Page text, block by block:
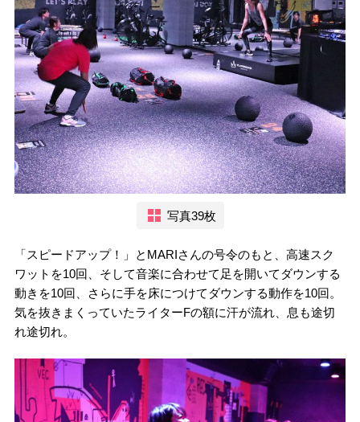
写真39枚
「スピードアップ！」とMARIさんの号令のもと、高速スク
ワットを10回、そして音楽に合わせて足を開いてダウンする
動きを10回、さらに手を床につけてダウンする動作を10回。
気を抜きまくっていたライターFの額に汗が流れ、息も途切
れ途切れ。